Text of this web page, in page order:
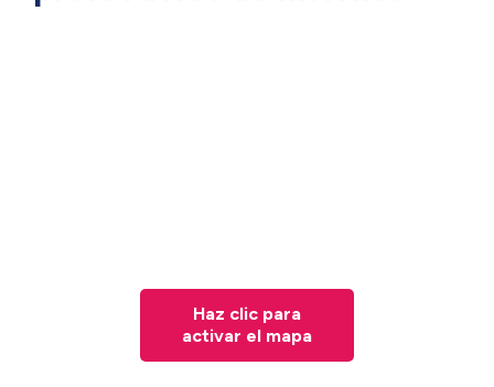
Haz clic para
activar el mapa